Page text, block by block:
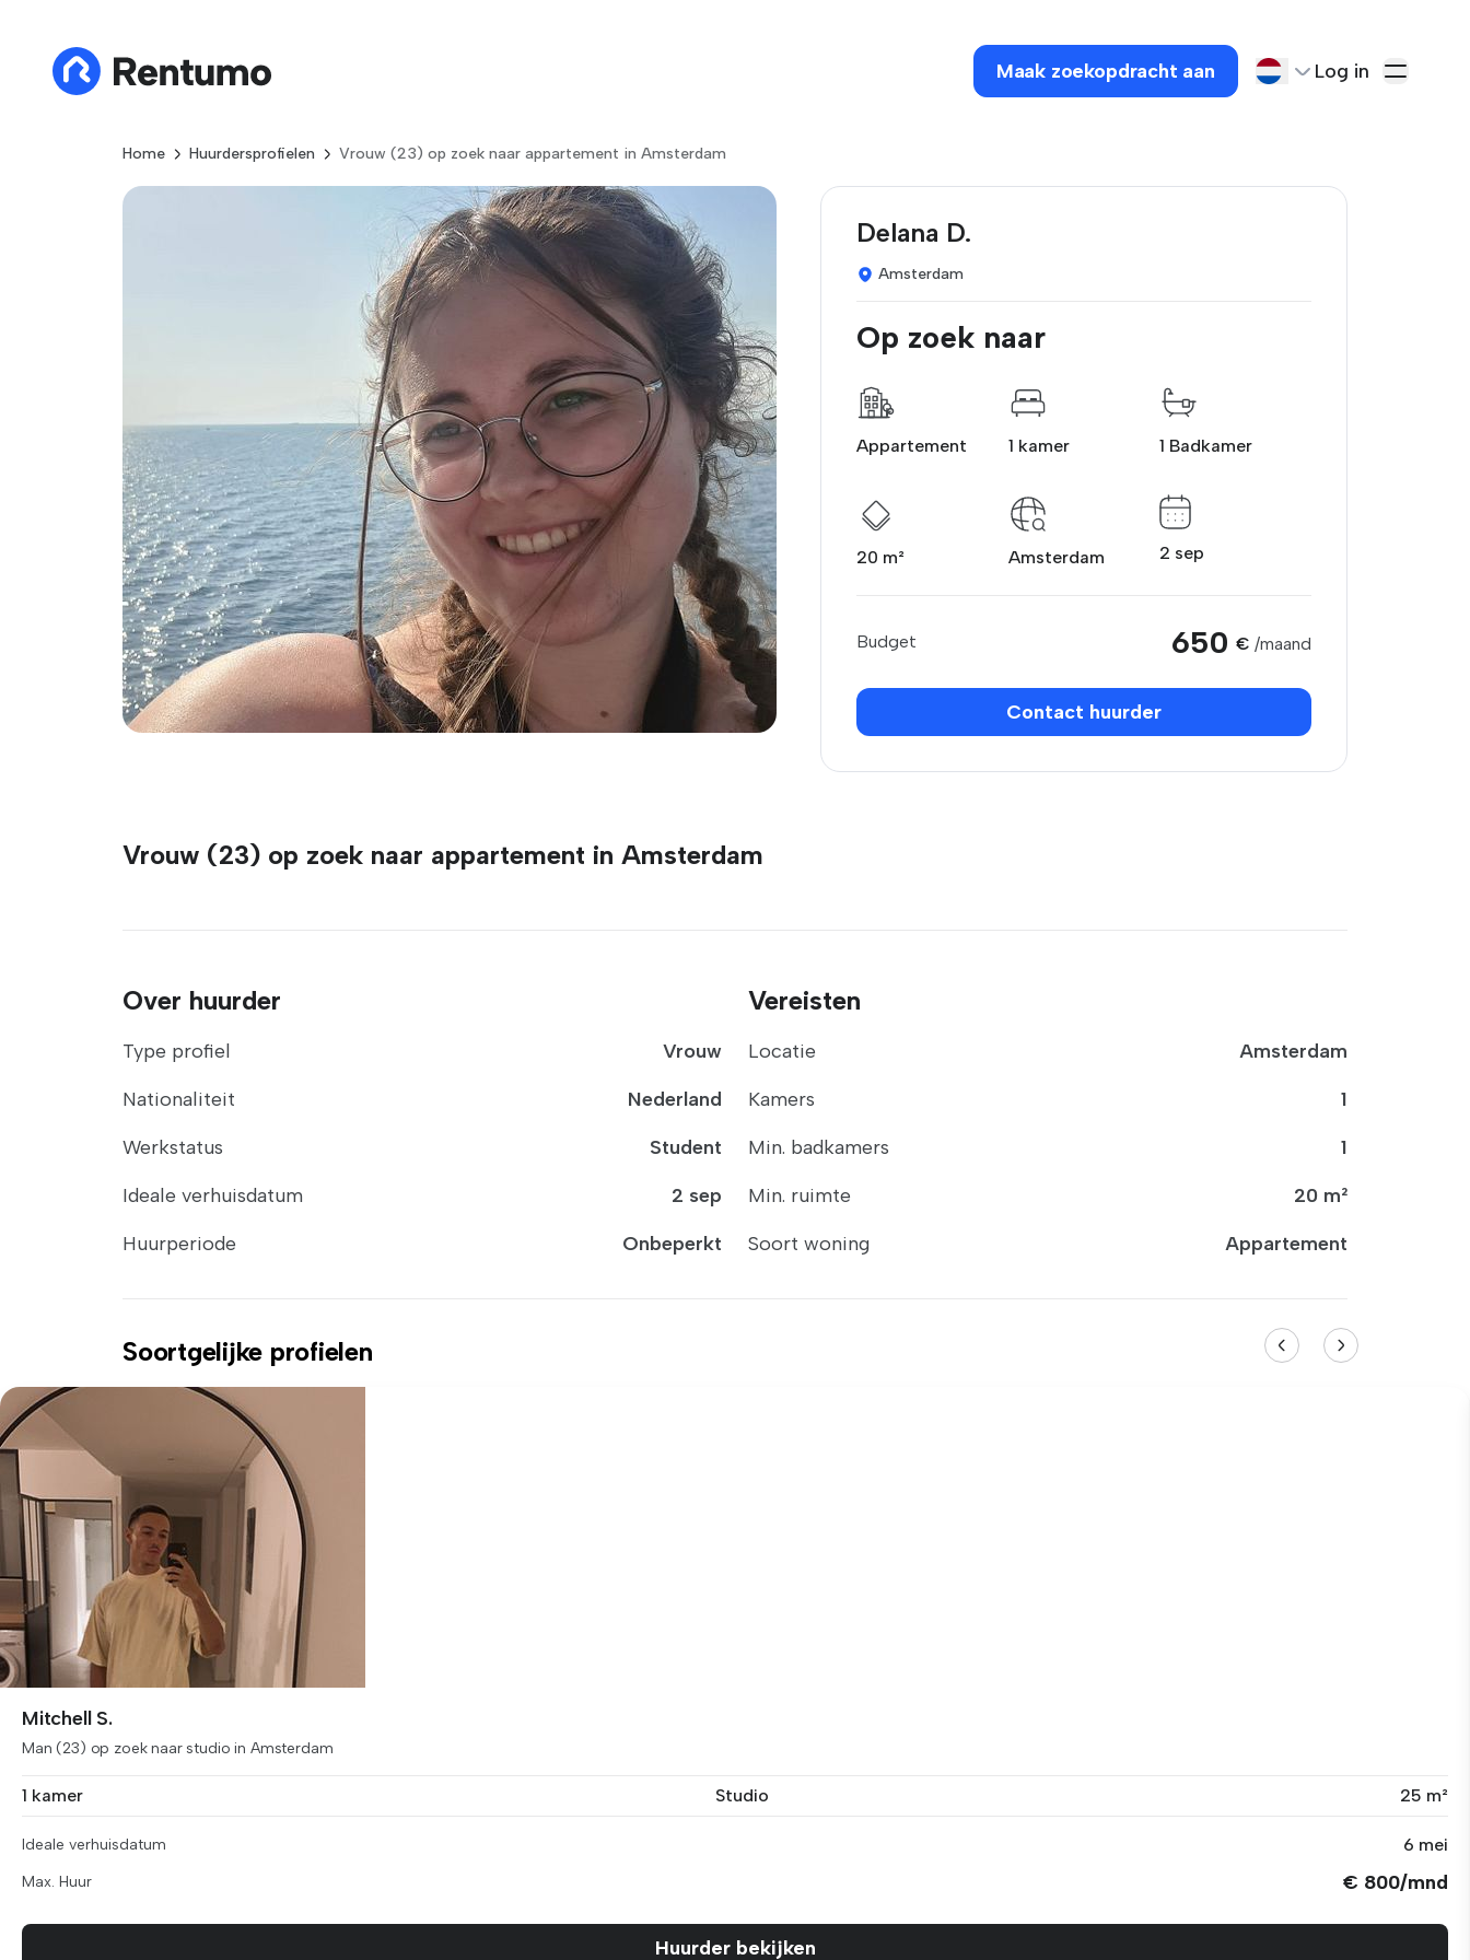
Maak zoekopdracht aan Log in
Home Huurdersprofielen Vrouw (23) op zoek naar appartement in Amsterdam
Delana D.
Amsterdam
Op zoek naar
Appartement 1 kamer 1 Badkamer
20 m² Amsterdam 2 sep
Budget 650 € /maand
Contact huurder
Vrouw (23) op zoek naar appartement in Amsterdam
Over huurder
Type profiel
Vrouw
Nationaliteit
Nederland
Werkstatus
Student
Ideale verhuisdatum
2 sep
Huurperiode
Onbeperkt
Vereisten
Locatie
Amsterdam
Kamers
1
Min. badkamers
1
Min. ruimte
20 m²
Soort woning
Appartement
Soortgelijke profielen
Mitchell S.
Man (23) op zoek naar studio in Amsterdam
1 kamer Studio 25 m²
Ideale verhuisdatum 6 mei
Max. Huur € 800/mnd
Huurder bekijken